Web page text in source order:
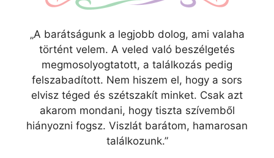
„A barátságunk a legjobb dolog, ami valaha
történt velem. A veled való beszélgetés
megmosolyogtatott, a találkozás pedig
felszabadított. Nem hiszem el, hogy a sors
elvisz téged és szétszakít minket. Csak azt
akarom mondani, hogy tiszta szívemből
hiányozni fogsz. Viszlát barátom, hamarosan
találkozunk.”